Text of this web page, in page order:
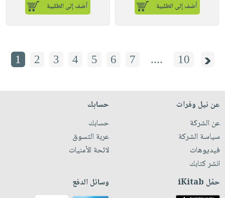
أضف إلى الطلبية أضف إلى الطلبية
1 2 3 4 5 6 7 .... 10
عن نيل وفرات
عن الشركة
سياسة الشركة
فيديوهات
انشر كتابك
حسابك
حسابك
عربة التسوق
لائحة الأمنيات
حمّل iKitab وسائل الدفع